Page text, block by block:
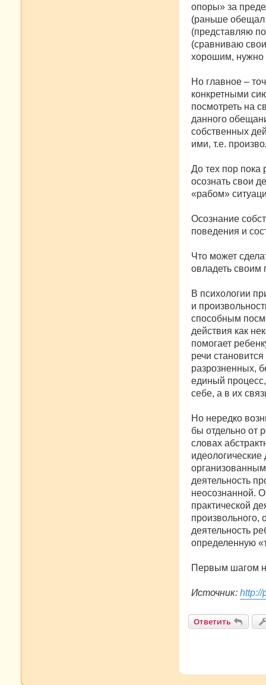
опоры» за
(раньше обещал
(представляю
(сравниваю
хорошим, нужно
Но главное –
конкретными
посмотреть на
данного
собственных
ими, т.е.
До тех пор пока
осознать свои
«рабом»
Осознание
поведения и
Что может
овладеть своим
В психологии
и
способным
действия как
помогает
речи
разрозненных,
единый
себе, а в их
Но нередко
бы отдельно от
словах
деятельность
неосознанной.
практической
произвольного,
деятельность
определенную
Первым шагом
Источник: http://
Ответить